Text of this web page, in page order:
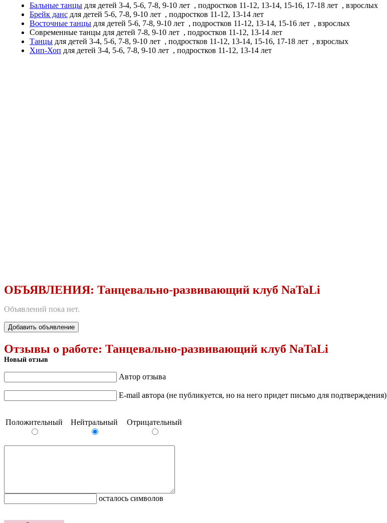
Бальные танцы для детей 3-4, 5-6, 7-8, 9-10 лет , подростков 11-12, 13-14, 15-16, 17-18 лет , взрослых
Брейк данс для детей 5-6, 7-8, 9-10 лет , подростков 11-12, 13-14 лет
Восточные танцы для детей 5-6, 7-8, 9-10 лет , подростков 11-12, 13-14, 15-16 лет , взрослых
Современные танцы для детей 7-8, 9-10 лет , подростков 11-12, 13-14 лет
Танцы для детей 3-4, 5-6, 7-8, 9-10 лет , подростков 11-12, 13-14, 15-16, 17-18 лет , взрослых
Хип-Хоп для детей 3-4, 5-6, 7-8, 9-10 лет , подростков 11-12, 13-14 лет
ОБЪЯВЛЕНИЯ: Танцевально-развивающий клуб NaTaLi
Объявлений пока нет.
Добавить объявление
Отзывы о работе: Танцевально-развивающий клуб NaTaLi
Новый отзыв
Автор отзыва
E-mail автора (не публикуется, но на него придет письмо для подтверждения)
Положительный Нейтральный Отрицательный
осталось символов